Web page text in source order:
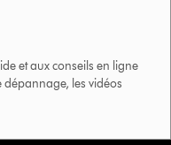
et aux conseils en ligne
dépannage, les vidéos